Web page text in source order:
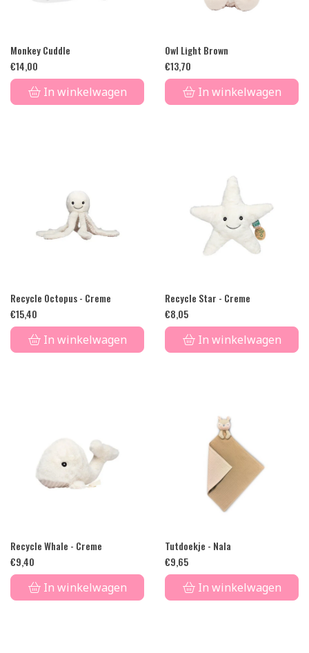
Monkey Cuddle
€14,00
In winkelwagen
Owl Light Brown
€13,70
In winkelwagen
Recycle Octopus - Creme
€15,40
In winkelwagen
Recycle Star - Creme
€8,05
In winkelwagen
Recycle Whale - Creme
€9,40
In winkelwagen
Tutdoekje - Nala
€9,65
In winkelwagen